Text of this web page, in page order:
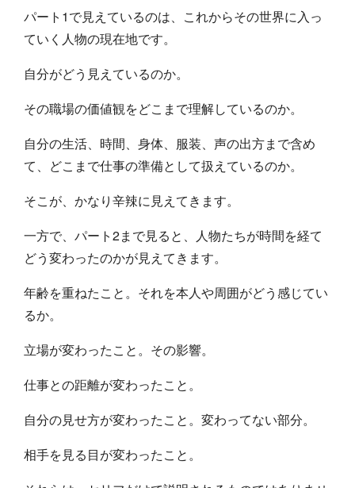
パート1で見えているのは、これからその世界に入っ
ていく人物の現在地です。
自分がどう見えているのか。
その職場の価値観をどこまで理解しているのか。
自分の生活、時間、身体、服装、声の出方まで含め
て、どこまで仕事の準備として扱えているのか。
そこが、かなり辛辣に見えてきます。
一方で、パート2まで見ると、人物たちが時間を経て
どう変わったのかが見えてきます。
年齢を重ねたこと。それを本人や周囲がどう感じてい
るか。
立場が変わったこと。その影響。
仕事との距離が変わったこと。
自分の見せ方が変わったこと。変わってない部分。
相手を見る目が変わったこと。